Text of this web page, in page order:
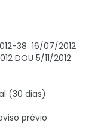
38 16/07/2012
DOU 5/11/2012
(30 dias)
prévio